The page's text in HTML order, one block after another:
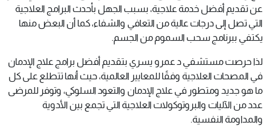
عن تقديم أفضل خدمة علاجية، بسبب الجهل بأحدث البرامج العلاجية
التي تصل إلى درجات عالية من التعافي والشفاء، كما أن البعض منها
يكتفي ببرنامج سحب السموم من الجسم.
لذا حرصت مستشفي د عمرو يسري بتقديم أفضل برامج علاج الإدمان
في المصحات العلاجية وفقًا للمعايير العالمية، حيث أنها تتطلع على كل
ما هو جديد ومتطور في علاج الإدمان والتعود السلوكي، وتوفر للمرضى
عدد من الآليات والبروتوكولات العلاجية التي تجمع بين الأدوية
والمداومة النفسية.